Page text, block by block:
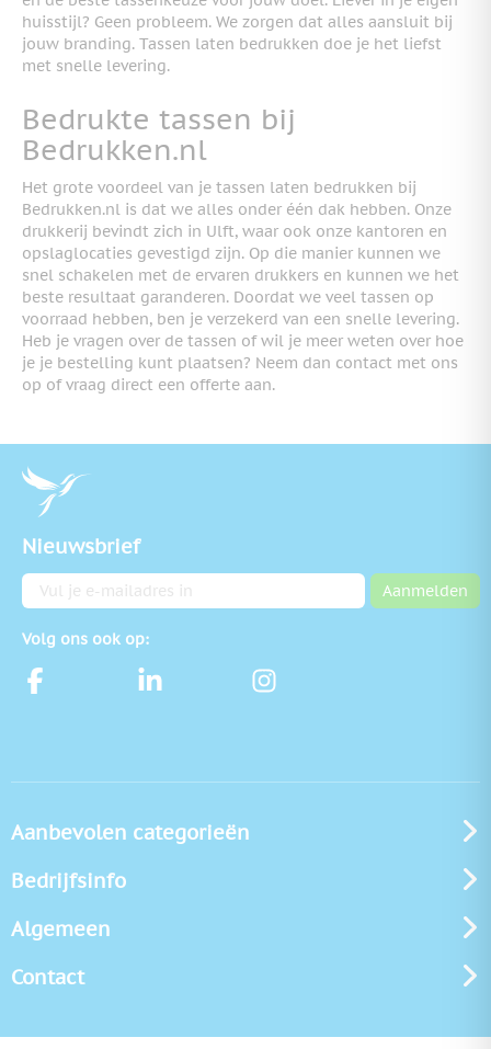
huisstijl? Geen probleem. We zorgen dat alles aansluit bij
jouw branding. Tassen laten bedrukken doe je het liefst
met snelle levering.
Bedrukte tassen bij
Bedrukken.nl
Het grote voordeel van je tassen laten bedrukken bij
Bedrukken.nl is dat we alles onder één dak hebben. Onze
drukkerij bevindt zich in Ulft, waar ook onze kantoren en
opslaglocaties gevestigd zijn. Op die manier kunnen we
snel schakelen met de ervaren drukkers en kunnen we het
beste resultaat garanderen. Doordat we veel tassen op
voorraad hebben, ben je verzekerd van een snelle levering.
Heb je vragen over de tassen of wil je meer weten over hoe
je je bestelling kunt plaatsen? Neem dan contact met ons
op of vraag direct een offerte aan.
Nieuwsbrief
E-mailadres Aanmelden
Volg ons ook op:
Aanbevolen categorieën
Bedrijfsinfo
Algemeen
Contact